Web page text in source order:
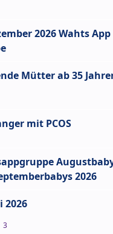
2026 Wahts App
Mütter ab 35
mit PCOS
2026
2026
3